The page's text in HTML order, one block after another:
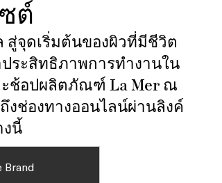
ต์
สู่จุดเริ่มต้นของผิวที่มีชีวิต
ระสิทธิภาพการทำงานใน
ะช้อปผลิตภัณฑ์ La Mer ณ
งช่องทางออนไลน์ผ่านลิงค์
งนี้
Brand